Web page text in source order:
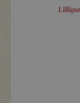
Laufräder,